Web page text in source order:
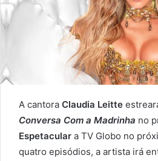
A cantora Claudia Leitte
Conversa Com a Madrinha no
Espetacular a TV Globo no
quatro episódios, a artista irá